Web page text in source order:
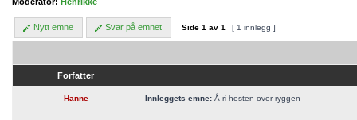
Nytt emne Svar på emnet Side 1 av 1 [ 1 innlegg ]
Forfatter
Hanne Innleggets emne: Å ri hesten over ryggen